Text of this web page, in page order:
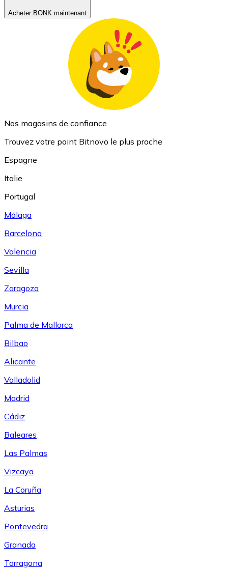
Acheter BONK maintenant
Nos magasins de confiance
Trouvez votre point Bitnovo le plus proche
Espagne
Italie
Portugal
Málaga
Barcelona
Valencia
Sevilla
Zaragoza
Murcia
Palma de Mallorca
Bilbao
Alicante
Valladolid
Madrid
Cádiz
Baleares
Las Palmas
Vizcaya
La Coruña
Asturias
Pontevedra
Granada
Tarragona